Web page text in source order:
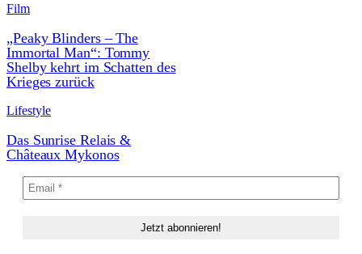
Film
„Peaky Blinders – The
Immortal Man“: Tommy
Shelby kehrt im Schatten des
Krieges zurück
Lifestyle
Das Sunrise Relais &
Châteaux Mykonos